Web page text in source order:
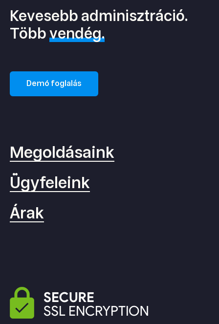
Kevesebb adminisztráció.
Többvendég.
Demó foglalás
Megoldásaink
Ügyfeleink
Árak